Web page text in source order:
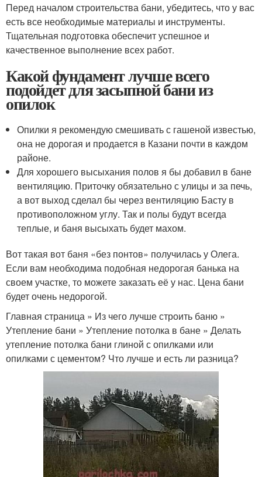
Перед началом строительства бани, убедитесь, что у вас
есть все необходимые материалы и инструменты.
Тщательная подготовка обеспечит успешное и
качественное выполнение всех работ.
Какой фундамент лучше всего
подойдет для засыпной бани из
опилок
Опилки я рекомендую смешивать с гашеной известью,
она не дорогая и продается в Казани почти в каждом
районе.
Для хорошего высыхания полов я бы добавил в бане
вентиляцию. Приточку обязательно с улицы и за печь,
а вот выход сделал бы через вентиляцию Басту в
противоположном углу. Так и полы будут всегда
теплые, и баня высыхать будет махом.
Вот такая вот баня «без понтов» получилась у Олега.
Если вам необходима подобная недорогая банька на
своем участке, то можете заказать её у нас. Цена бани
будет очень недорогой.
Главная страница » Из чего лучше строить баню »
Утепление бани » Утепление потолка в бане » Делать
утепление потолка бани глиной с опилками или
опилками с цементом? Что лучше и есть ли разница?